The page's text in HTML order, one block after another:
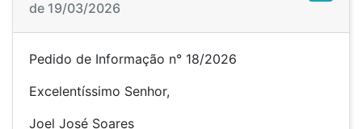
de 19/03/2026
Pedido de Informação n° 18/2026
Excelentíssimo Senhor,
Joel José Soares